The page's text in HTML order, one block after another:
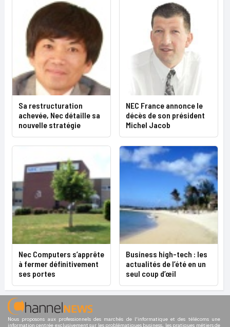
Sa restructuration
achevée, Nec détaille sa
nouvelle stratégie
NEC France annonce le
décès de son président
Michel Jacob
Nec Computers s’apprête
à fermer définitivement
ses portes
Business high-tech : les
actualités de l’été en un
seul coup d’œil
Nous proposons aux professionnels des marchés de l'informatique et des télécoms une
information centrée exclusivement sur les problématiques business, les pratiques métiers de